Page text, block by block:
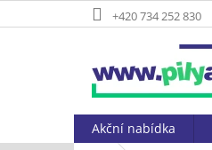
na
+420 734 252 830
Akční nabídka